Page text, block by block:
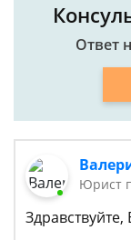
Ответ
Юрист
Здравствуйте,